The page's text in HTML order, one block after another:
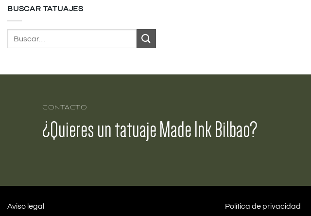
BUSCAR TATUAJES
CONTACTO
¿Quieres un tatuaje Made Ink Bilbao?
Aviso legal Política de privacidad